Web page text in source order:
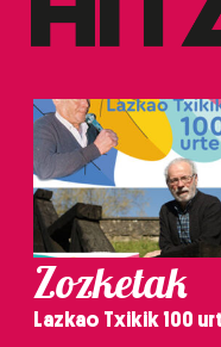
Zozketak
Lazkao Txikik 100